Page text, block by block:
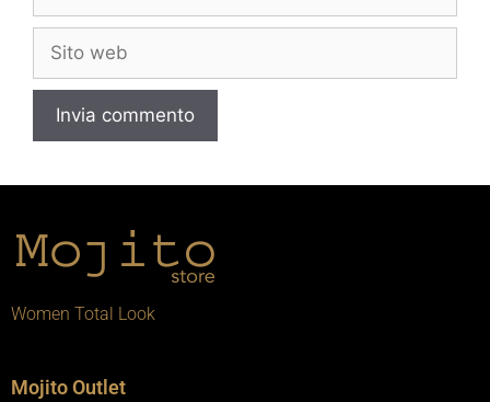
Women Total Look
Mojito Outlet